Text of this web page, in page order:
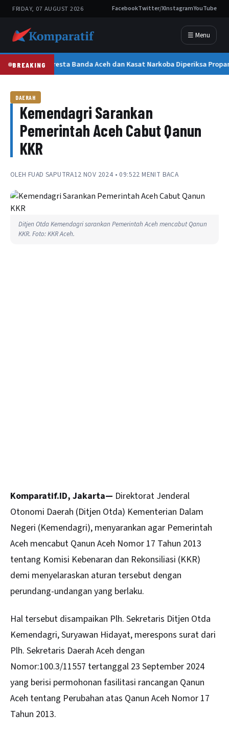
FRIDAY, 07 AUGUST 2026 FacebookTwitter/XInstagramYouTube
☰ Menu
BREAKINGKapolresta Banda Aceh dan Kasat Narkoba Diperiksa
DAERAH
Kemendagri Sarankan
Pemerintah Aceh Cabut Qanun
KKR
OLEH FUAD SAPUTRA12 NOV 2024 • 09:522 MENIT BACA
Ditjen Otda Kemendagri sarankan Pemerintah Aceh mencabut Qanun
KKR. Foto: KKR Aceh.
Komparatif.ID, Jakarta— Direktorat Jenderal
Otonomi Daerah (Ditjen Otda) Kementerian Dalam
Negeri (Kemendagri), menyarankan agar Pemerintah
Aceh mencabut Qanun Aceh Nomor 17 Tahun 2013
tentang Komisi Kebenaran dan Rekonsiliasi (KKR)
demi menyelaraskan aturan tersebut dengan
perundang-undangan yang berlaku.
Hal tersebut disampaikan Plh. Sekretaris Ditjen Otda
Kemendagri, Suryawan Hidayat, merespons surat dari
Plh. Sekretaris Daerah Aceh dengan
Nomor:100.3/11557 tertanggal 23 September 2024
yang berisi permohonan fasilitasi rancangan Qanun
Aceh tentang Perubahan atas Qanun Aceh Nomor 17
Tahun 2013.